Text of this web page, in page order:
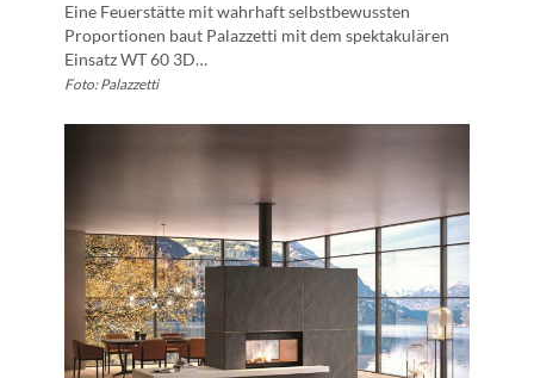
Eine Feuerstätte mit wahrhaft selbstbewussten
Proportionen baut Palazzetti mit dem spektakulären
Einsatz WT 60 3D…
Foto: Palazzetti